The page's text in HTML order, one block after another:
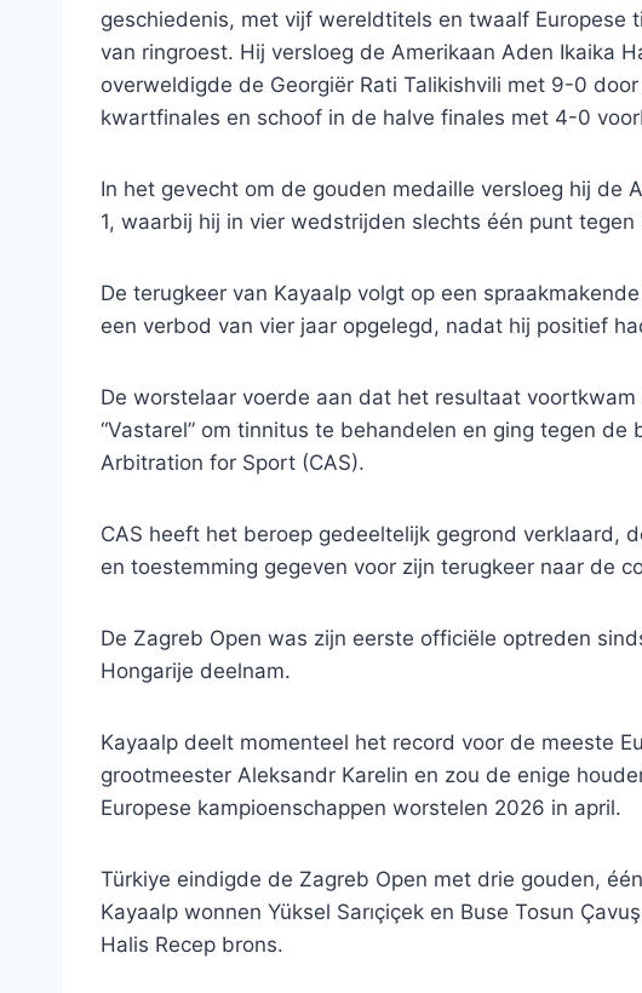
geschiedenis, met vijf wereldtitels en twaalf Europese
van ringroest. Hij versloeg de Amerikaan Aden Ikaika
overweldigde de Georgiër Rati Talikishvili met 9-0
kwartfinales en schoof in de halve finales met 4-0
In het gevecht om de gouden medaille versloeg hij de
1, waarbij hij in vier wedstrijden slechts één punt tegen
De terugkeer van Kayaalp volgt op een
een verbod van vier jaar opgelegd, nadat hij positief
De worstelaar voerde aan dat het resultaat
“Vastarel” om tinnitus te behandelen en ging tegen
Arbitration for Sport (CAS).
CAS heeft het beroep gedeeltelijk gegrond verklaard,
en toestemming gegeven voor zijn terugkeer naar de
De Zagreb Open was zijn eerste officiële optreden
Hongarije deelnam.
Kayaalp deelt momenteel het record voor de meeste
grootmeester Aleksandr Karelin en zou de enige
Europese kampioenschappen worstelen 2026 in april.
Türkiye eindigde de Zagreb Open met drie gouden,
Kayaalp wonnen Yüksel Sarıçiçek en Buse Tosun
Halis Recep brons.